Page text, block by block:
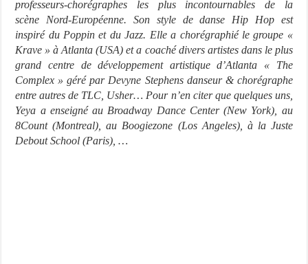
professeurs-chorégraphes les plus incontournables de la
scène Nord-Européenne. Son style de danse Hip Hop est
inspiré du Poppin et du Jazz. Elle a chorégraphié le groupe «
Krave » à Atlanta (USA) et a coaché divers artistes dans le plus
grand centre de développement artistique d’Atlanta « The
Complex » géré par Devyne Stephens danseur & chorégraphe
entre autres de TLC, Usher… Pour n’en citer que quelques uns,
Yeya a enseigné au Broadway Dance Center (New York), au
8Count (Montreal), au Boogiezone (Los Angeles), à la Juste
Debout School (Paris), …